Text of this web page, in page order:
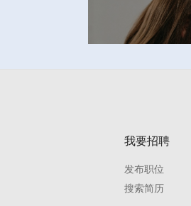
我要招聘
发布职位
搜索简历